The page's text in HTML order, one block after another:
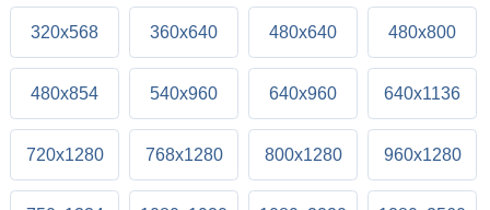
320x568 360x640 480x640 480x800
480x854 540x960 640x960 640x1136
720x1280 768x1280 800x1280 960x1280